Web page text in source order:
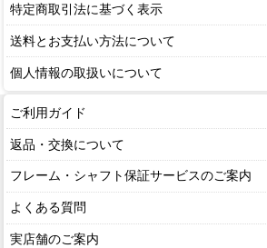
特定商取引法に基づく表示
送料とお支払い方法について
個人情報の取扱いについて
ご利用ガイド
返品・交換について
フレーム・シャフト保証サービスのご案内
よくある質問
実店舗のご案内